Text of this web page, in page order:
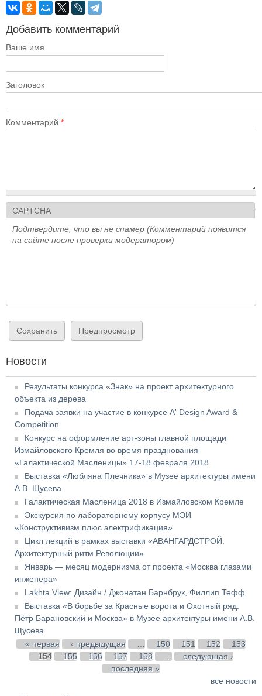
Добавить комментарий
Ваше имя
Заголовок
Комментарий *
CAPTCHA
Подтвердите, что вы не спамер (Комментарий появится
на сайте после проверки модератором)
Новости
Результаты конкурса «Знак» на проект архитектурного
объекта из дерева
Подача заявки на участие в конкурсе A' Design Award &
Competition
Конкурс на оформление арт-зоны главной площади
Измайловского Кремля во время празднования
«Галактической Масленицы» 17-18 февраля 2018
Выставка «Любляна Плечника» в Музее архитектуры имени
А.В. Щусева
Галактическая Масленица 2018 в Измайловском Кремле
Экскурсия по лабораторному корпусу МЭИ
«Конструктивизм плюс электрификация»
Цикл лекций в рамках выставки «АВАНГАРДСТРОЙ.
Архитектурный ритм Революции»
Январь — месяц модернизма от проекта «Москва глазами
инженера»
Lakhta View: Дизайн / Джонатан Барнбрук, Филлип Тефф
Выставка «В борьбе за Красные ворота и Охотный ряд.
Пётр Барановский и Москва» в Музее архитектуры имени А.В.
Щусева
Страницы
« первая ‹ предыдущая 150 151 152
153
154
155 156 157 158
следующая ›
последняя »
все новости